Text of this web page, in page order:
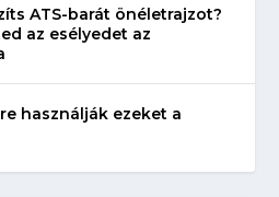
ATS-barát önéletrajzot?
az esélyedet az
használják ezeket a